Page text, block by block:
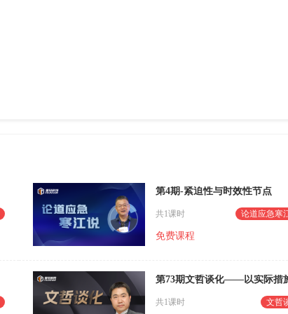
第4期-紧迫性与时效性节点
论道应急寒
共1课时
免费课程
文哲
共1课时